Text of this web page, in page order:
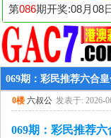
069期：彩民推荐六合
0楼 六叔公 发表于: 2026-
069期：彩民推荐